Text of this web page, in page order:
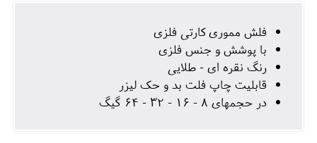
فلش مموری کارتی فلزی
با پوشش و جنس فلزی
رنگ نقره ای - طلایی
قابلیت چاپ فلت بد و حک لیزر
در حجمهای 8 - 16 - 32 - 64 گیگ